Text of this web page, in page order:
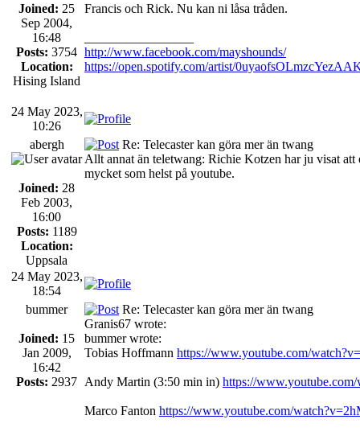
Joined: 25
Sep 2004,
16:48
Posts: 3754
Location:
Hising Island
Francis och Rick. Nu kan ni låsa tråden.
http://www.facebook.com/mayshounds/
https://open.spotify.com/artist/
24 May 2023,
10:26
abergh
Joined: 28
Feb 2003,
16:00
Posts: 1189
Location:
Uppsala
Re: Telecaster kan göra mer än twang
Allt annat än teletwang: Richie Kotzen har ju visat
mycket som helst på youtube.
24 May 2023,
18:54
bummer
Joined: 15
Jan 2009,
16:42
Posts: 2937
Re: Telecaster kan göra mer än twang
Granis67 wrote:
bummer wrote:
Tobias Hoffmann https://www.youtube.com/
Andy Martin (3:50 min in) https://
Marco Fanton https://www.youtube.com/